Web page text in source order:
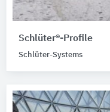
Schlüter®-Profile
Schlüter-Systems